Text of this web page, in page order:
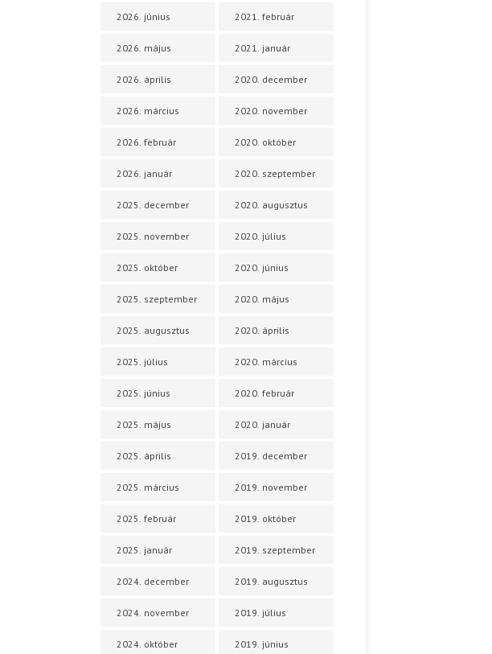
2026. június
2026. május
2026. április
2026. március
2026. február
2026. január
2025. december
2025. november
2025. október
2025. szeptember
2025. augusztus
2025. július
2025. június
2025. május
2025. április
2025. március
2025. február
2025. január
2024. december
2024. november
2024. október
2021. február
2021. január
2020. december
2020. november
2020. október
2020. szeptember
2020. augusztus
2020. július
2020. június
2020. május
2020. április
2020. március
2020. február
2020. január
2019. december
2019. november
2019. október
2019. szeptember
2019. augusztus
2019. július
2019. június